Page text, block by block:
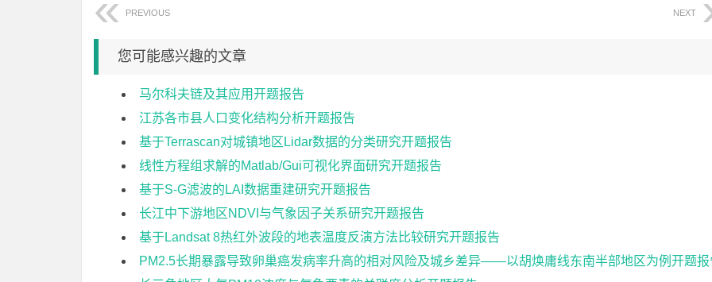
PREVIOUS NEXT
您可能感兴趣的文章
马尔科夫链及其应用开题报告
江苏各市县人口变化结构分析开题报告
基于Terrascan对城镇地区Lidar数据的分类研究开题报告
线性方程组求解的Matlab/Gui可视化界面研究开题报告
基于S-G滤波的LAI数据重建研究开题报告
长江中下游地区NDVI与气象因子关系研究开题报告
基于Landsat 8热红外波段的地表温度反演方法比较研究开题报告
PM2.5长期暴露导致卵巢癌发病率升高的相对风险及城乡差异——以胡焕庸线东南半部地区为例开题报